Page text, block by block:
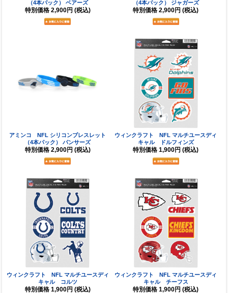
（4本パック） ベアーズ
特別価格 2,900円 (税込)
（4本パック） ジャガーズ
特別価格 2,900円 (税込)
アミンコ NFL シリコンブレスレット
（4本パック） パンサーズ
特別価格 2,900円 (税込)
ウィンクラフト NFL マルチユースディ
キャル ドルフィンズ
特別価格 1,900円 (税込)
ウィンクラフト NFL マルチユースディ
キャル コルツ
特別価格 1,900円 (税込)
ウィンクラフト NFL マルチユースディ
キャル チーフス
特別価格 1,900円 (税込)